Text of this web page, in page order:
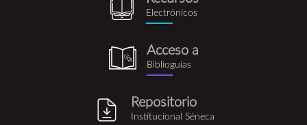
recursos_electronicos.png
Electrónicos
biblioguia.png
Acceso a
Biblioguías
Repositorio
Institucional Séneca